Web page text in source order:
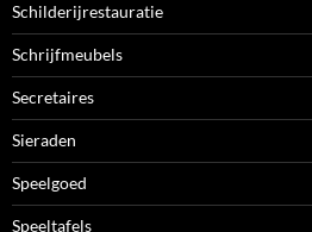
Schilderijrestauratie
Schrijfmeubels
Secretaires
Sieraden
Speelgoed
Speeltafels